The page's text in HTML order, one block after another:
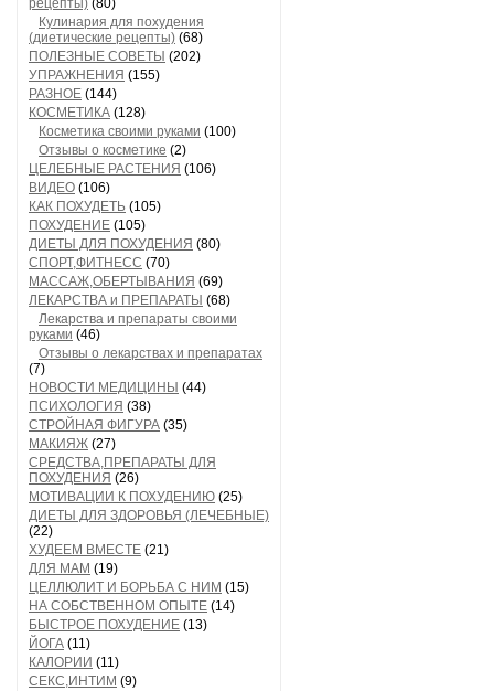
рецепты) (80)
Кулинария для похудения
(диетические рецепты) (68)
ПОЛЕЗНЫЕ СОВЕТЫ (202)
УПРАЖНЕНИЯ (155)
РАЗНОЕ (144)
КОСМЕТИКА (128)
Косметика своими руками (100)
Отзывы о косметике (2)
ЦЕЛЕБНЫЕ РАСТЕНИЯ (106)
ВИДЕО (106)
КАК ПОХУДЕТЬ (105)
ПОХУДЕНИЕ (105)
ДИЕТЫ ДЛЯ ПОХУДЕНИЯ (80)
СПОРТ,ФИТНЕСС (70)
МАССАЖ,ОБЕРТЫВАНИЯ (69)
ЛЕКАРСТВА и ПРЕПАРАТЫ (68)
Лекарства и препараты своими
руками (46)
Отзывы о лекарствах и препаратах
(7)
НОВОСТИ МЕДИЦИНЫ (44)
ПСИХОЛОГИЯ (38)
СТРОЙНАЯ ФИГУРА (35)
МАКИЯЖ (27)
СРЕДСТВА,ПРЕПАРАТЫ ДЛЯ
ПОХУДЕНИЯ (26)
МОТИВАЦИИ К ПОХУДЕНИЮ (25)
ДИЕТЫ ДЛЯ ЗДОРОВЬЯ (ЛЕЧЕБНЫЕ)
(22)
ХУДЕЕМ ВМЕСТЕ (21)
ДЛЯ МАМ (19)
ЦЕЛЛЮЛИТ И БОРЬБА С НИМ (15)
НА СОБСТВЕННОМ ОПЫТЕ (14)
БЫСТРОЕ ПОХУДЕНИЕ (13)
ЙОГА (11)
КАЛОРИИ (11)
СЕКС,ИНТИМ (9)